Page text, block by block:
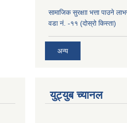
सामाजिक सुरक्षाा भत्ता पाउने
वडा नं. -११ (दोस्रो किस्ता)
अन्य
युट्युब च्यानल